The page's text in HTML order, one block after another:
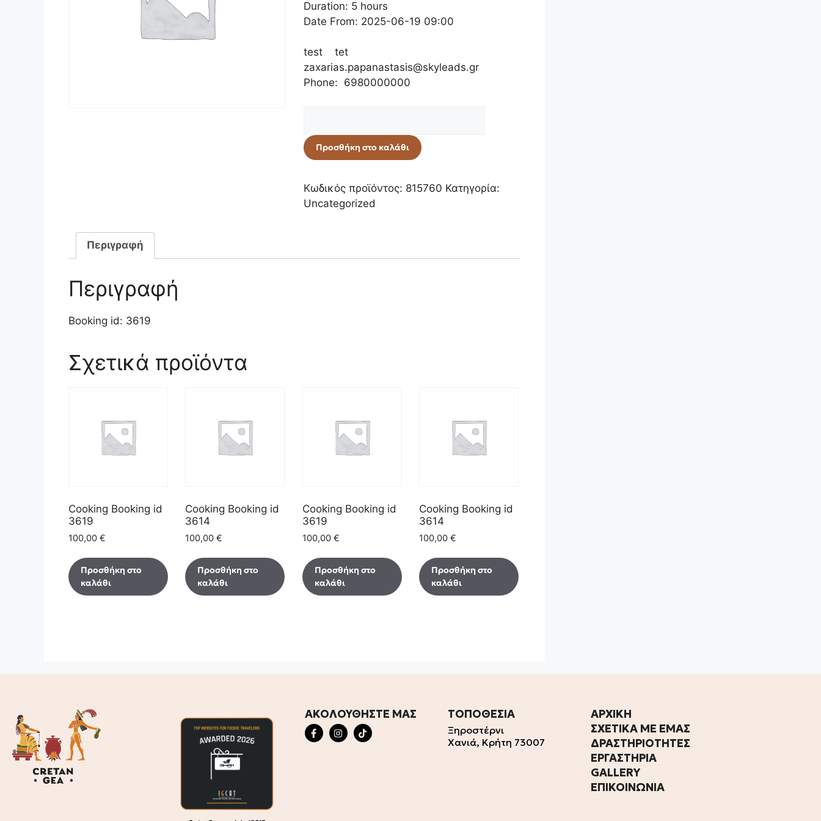
Duration: 5 hours
Date From: 2025-06-19 09:00
test tet
zaxarias.papanastasis@skyleads.gr
Phone: 6980000000
Προσθήκη στο καλάθι
Κωδικός προϊόντος: 815760 Κατηγορία:
Uncategorized
Περιγραφή
Περιγραφή
Booking id: 3619
Σχετικά προϊόντα
Cooking Booking id
3619
100,00 €
Προσθήκη στο
καλάθι
Cooking Booking id
3614
100,00€
Προσθήκη στο
καλάθι
Cooking Booking id
3619
100,00 €
Προσθήκη στο
καλάθι
Cooking Booking id
3614
100,00 €
Προσθήκη στο
καλάθι
ΑΚΟΛΟΥΘΗΣΤΕ ΜΑΣ ΤΟΠΟΘΕΣΙΑ
Ξηροστέρνι
Χανιά, Κρήτη 73007
ΑΡΧΙΚΗ
ΣΧΕΤΙΚΑ ΜΕ ΕΜΑΣ
ΔΡΑΣΤΗΡΙΟΤΗΤΕΣ
ΕΡΓΑΣΤΗΡΙΑ
GALLERY
ΕΠΙΚΟΙΝΩΝΙΑ